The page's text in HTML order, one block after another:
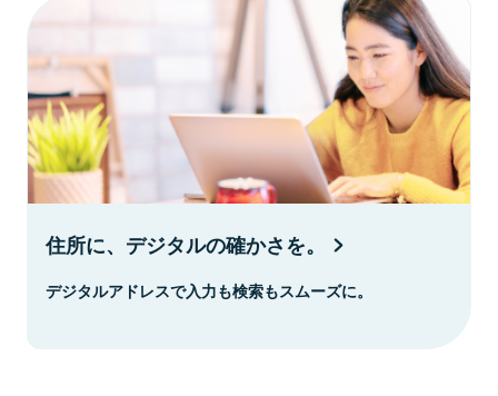
住所に、デジタルの確かさを。
デジタルアドレスで入力も検索もスムーズに。